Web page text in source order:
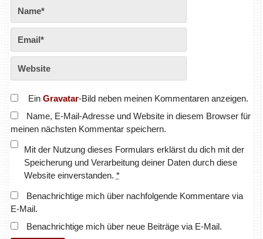
Ein Gravatar-Bild neben meinen Kommentaren anzeigen.
Name, E-Mail-Adresse und Website in diesem Browser für
meinen nächsten Kommentar speichern.
Mit der Nutzung dieses Formulars erklärst du dich mit der
Speicherung und Verarbeitung deiner Daten durch diese
Website einverstanden. *
Benachrichtige mich über nachfolgende Kommentare via
E-Mail.
Benachrichtige mich über neue Beiträge via E-Mail.